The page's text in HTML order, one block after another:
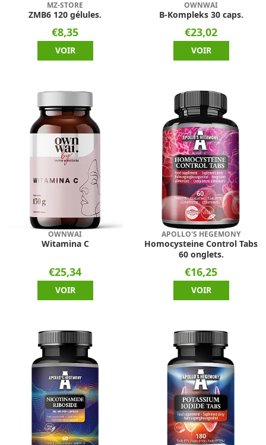
MZ-STORE
ZMB6 120 gélules.
€8,35
VOIR
OWNWAI
B-Kompleks 30 caps.
€23,02
VOIR
OWNWAI
Witamina C
€25,34
VOIR
APOLLO'S HEGEMONY
Homocysteine Control Tabs
60 onglets.
€16,25
VOIR